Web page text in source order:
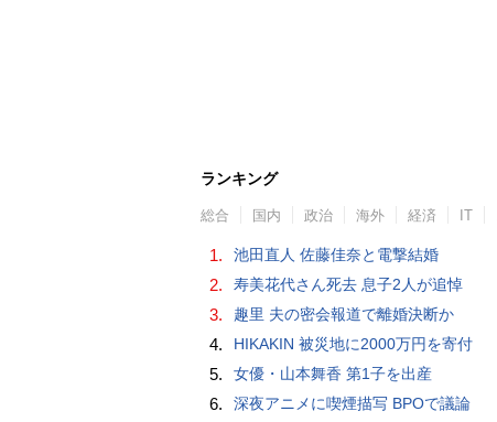
ランキング
総合 国内 政治 海外 経済 IT
1. 池田直人 佐藤佳奈と電撃結婚
2. 寿美花代さん死去 息子2人が追悼
3. 趣里 夫の密会報道で離婚決断か
4. HIKAKIN 被災地に2000万円を寄付
5. 女優・山本舞香 第1子を出産
6. 深夜アニメに喫煙描写 BPOで議論